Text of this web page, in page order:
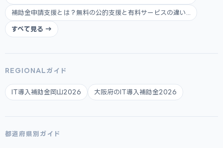
補助金申請支援とは？無料の公的支援と有料サービスの違い...
すべて見る →
REGIONALガイド
IT導入補助金岡山2026 大阪府のIT導入補助金2026
都道府県別ガイド